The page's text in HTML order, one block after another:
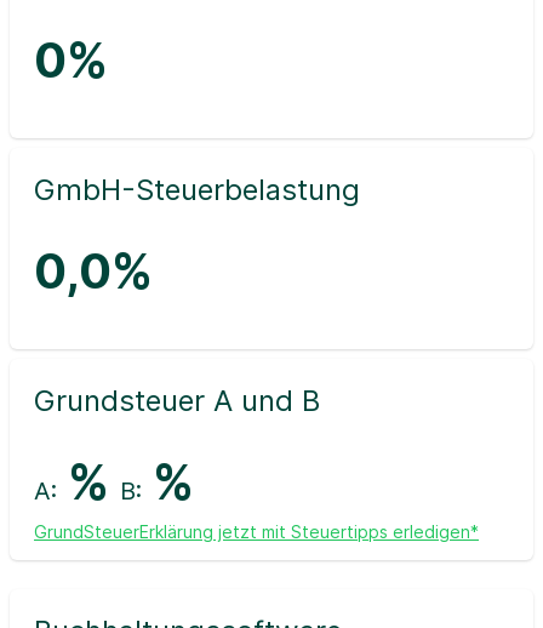
0%
GmbH-Steuerbelastung
0,0%
Grundsteuer A und B
A: % B: %
GrundSteuerErklärung jetzt mit Steuertipps erledigen*